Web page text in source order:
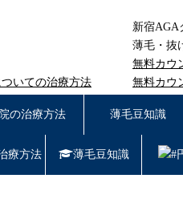
いての治療方法
新宿AGA
薄毛・抜
無料カウ
無料カウ
の治療方法 薄毛豆知識
療方法 薄毛豆知識